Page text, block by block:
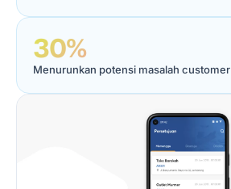
30%
Menurunkan potensi masalah customer